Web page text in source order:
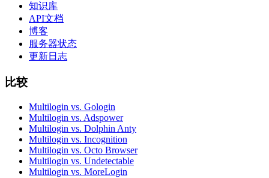
知识库
API文档
博客
服务器状态
更新日志
比较
Multilogin vs. Gologin
Multilogin vs. Adspower
Multilogin vs. Dolphin Anty
Multilogin vs. Incognition
Multilogin vs. Octo Browser
Multilogin vs. Undetectable
Multilogin vs. MoreLogin